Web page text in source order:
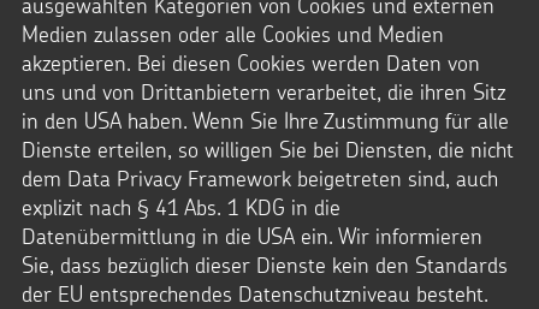
FÜR KINDER ERKLÄRT
Sternsingen: so geht's!
Woher kommt das Sternsingen? Wer darf mitmachen? Wie
bringen die Sternsinger den Segen und was passiert
eigentlich mit dem gesammelten Geld? All diese Fragen und
noch viele mehr beantwortet unsere Video-Reihe
„Sternsingen: so geht’s!“.
Medien zulassen oder alle Cookies und Medien
akzeptieren. Bei diesen Cookies werden Daten von
uns und von Drittanbietern verarbeitet, die ihren Sitz
in den USA haben. Wenn Sie Ihre Zustimmung für alle
Dienste erteilen, so willigen Sie bei Diensten, die nicht
dem Data Privacy Framework beigetreten sind, auch
explizit nach § 41 Abs. 1 KDG in die
Datenübermittlung in die USA ein. Wir informieren
Sie, dass bezüglich dieser Dienste kein den Standards
der EU entsprechendes Datenschutzniveau besteht.